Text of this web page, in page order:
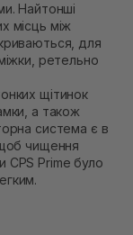
Найтонші
місць між
для
ретельно
щітинок
а також
система є в
чищення
CPS Prime було